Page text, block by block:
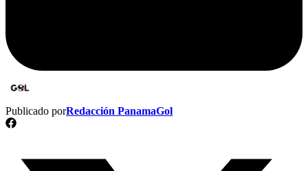
Publicado porRedacción PanamaGol